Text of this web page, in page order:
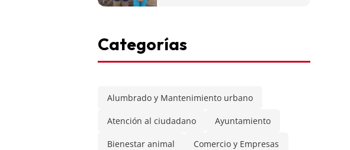
Categorías
Alumbrado y Mantenimiento urbano
Atención al ciudadano Ayuntamiento
Bienestar animal Comercio y Empresas